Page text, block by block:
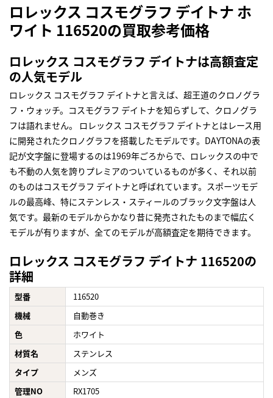
ロレックス コスモグラフ デイトナ ホ
ワイト 116520の買取参考価格
ロレックス コスモグラフ デイトナは高額査定
の人気モデル
ロレックス コスモグラフ デイトナと言えば、超王道のクロノグラ
フ・ウォッチ。コスモグラフ デイトナを知らずして、クロノグラ
フは語れません。 ロレックス コスモグラフ デイトナとはレース用
に開発されたクロノグラフを搭載したモデルです。DAYTONAの表
記が文字盤に登場するのは1969年ごろからで、ロレックスの中で
も不動の人気を誇りプレミアのついているものが多く、それ以前
のものはコスモグラフ デイトナと呼ばれています。スポーツモデ
ルの最高峰、特にステンレス・スティールのブラック文字盤は人
気です。最新のモデルからかなり昔に発売されたものまで幅広く
モデルが有りますが、全てのモデルが高額査定を期待できます。
ロレックス コスモグラフ デイトナ 116520の
詳細
型番
116520
機械
自動巻き
色
ホワイト
材質名
ステンレス
タイプ
メンズ
管理NO
RX1705